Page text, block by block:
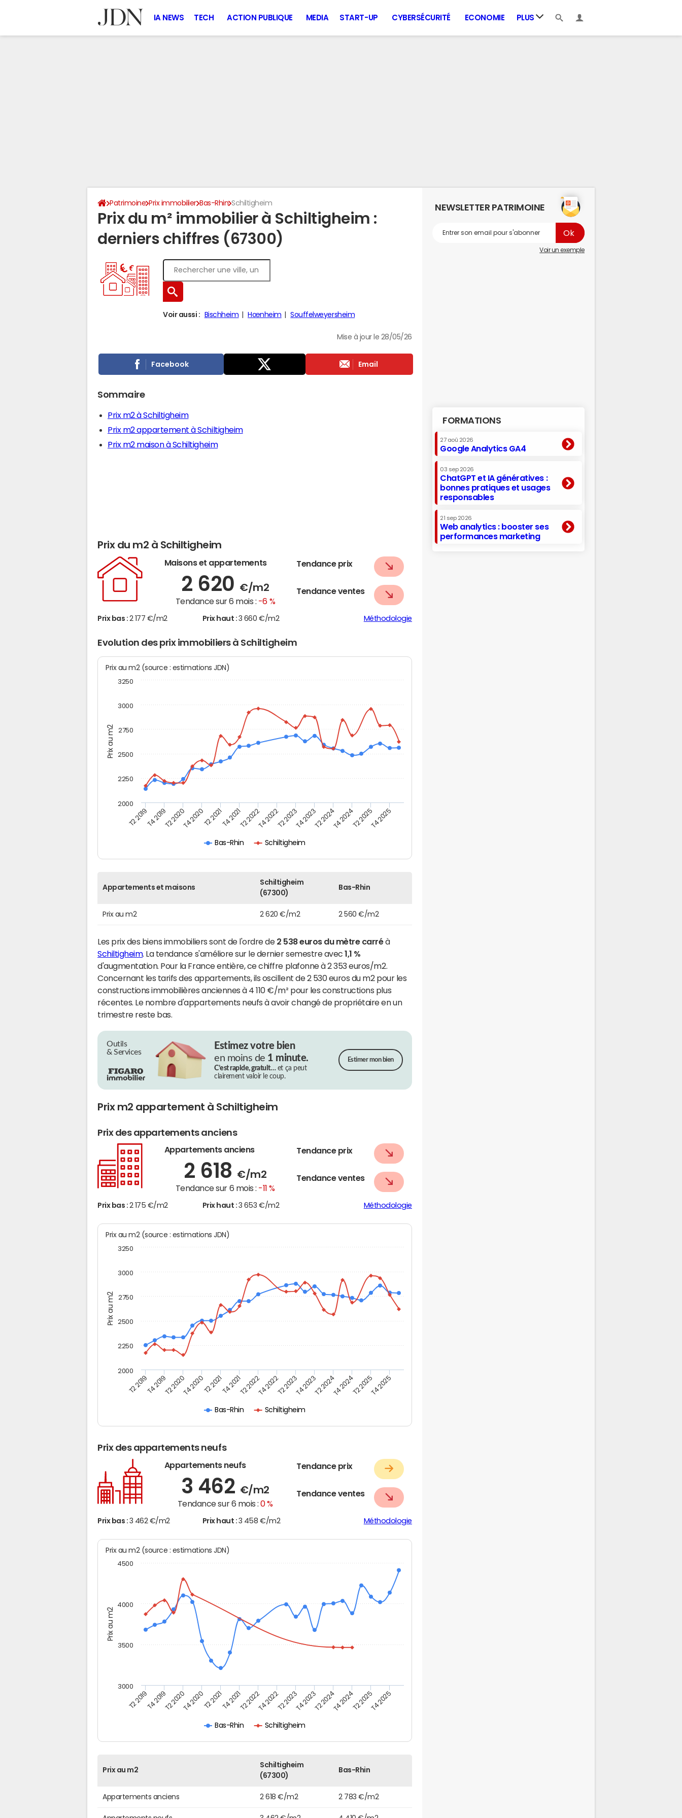
IA NEWS TECH ACTION PUBLIQUE MEDIA START-UP CYBERSÉCURITÉ ECONOMIE PLUS
Patrimoine Prix immobilier Bas-Rhin Schiltigheim
Prix du m² immobilier à Schiltigheim :
derniers chiffres (67300)
Voir aussi : Bischheim Hœnheim Souffelweyersheim
Mise à jour le 28/05/26
Facebook Email
Sommaire
Prix m2 à Schiltigheim
Prix m2 appartement à Schiltigheim
Prix m2 maison à Schiltigheim
Prix du m2 à Schiltigheim
Maisons et appartements
2 620 €/m2
Tendance sur 6 mois : -6 %
Tendance prix
Tendance ventes
Prix bas : 2 177 €/m2 Prix haut : 3 660 €/m2 Méthodologie
Evolution des prix immobiliers à Schiltigheim
Prix au m2
Prix au m2 (source : estimations JDN)
Bas-Rhin Schiltigheim
T2 2019T4 2019T2 2020T4 2020T2 2021T4 2021T2 2022T4 2022T2 2023T4 2023T2 2024T4 2024T2 2025T4 2025
2000
2250
2500
2750
3000
3250
Appartements et maisons
Schiltigheim
(67300)
Bas-Rhin
Prix au m2 2 620 €/m2 2 560 €/m2
Les prix des biens immobiliers sont de l'ordre de 2 538 euros du mètre carréà
Schiltigheim. La tendance s'améliore sur le dernier semestre avec1,1 %
d'augmentation. Pour la France entière, ce chiffre plafonne à 2 353 euros/m2.
Concernant les tarifs des appartements, ils oscillent de 2 530 euros du m2 pour les
constructions immobilières anciennes à 4 110 €/m² pour les constructions plus
récentes. Le nombre d'appartements neufs à avoir changé de propriétaire en un
trimestre reste bas.
Outils
& Services
Estimez votre bien
en moins de 1 minute.
C’est rapide, gratuit…et ça peut
clairement valoir le coup.
Estimer mon bien
Prix m2 appartement à Schiltigheim
Prix des appartements anciens
Appartements anciens
2 618 €/m2
Tendance sur 6 mois : -11 %
Tendance prix
Tendance ventes
Prix bas : 2 175 €/m2 Prix haut : 3 653 €/m2 Méthodologie
Prix au m2
Prix au m2 (source : estimations JDN)
Bas-Rhin Schiltigheim
T2 2019T4 2019T2 2020T4 2020T2 2021T4 2021T2 2022T4 2022T2 2023T4 2023T2 2024T4 2024T2 2025T4 2025
2000
2250
2500
2750
3000
3250
Prix des appartements neufs
Appartements neufs
3 462 €/m2
Tendance sur 6 mois :0 %
Tendance prix
Tendance ventes
Prix bas : 3 462 €/m2 Prix haut : 3 458 €/m2 Méthodologie
Prix au m2
Prix au m2 (source : estimations JDN)
Bas-Rhin Schiltigheim
T2 2019T4 2019T2 2020T4 2020T2 2021T4 2021T2 2022T4 2022T2 2023T4 2023T2 2024T4 2024T2 2025T4 2025
3000
3500
4000
4500
Prix au m2
Schiltigheim
(67300)
Bas-Rhin
Appartements anciens 2 618 €/m2 2 783 €/m2
NEWSLETTER PATRIMOINE
Voir un exemple
FORMATIONS
27 aoû 2026
Google Analytics GA4
03 sep 2026
ChatGPT et IA génératives :
bonnes pratiques et usages
responsables
21 sep 2026
Web analytics : booster ses
performances marketing